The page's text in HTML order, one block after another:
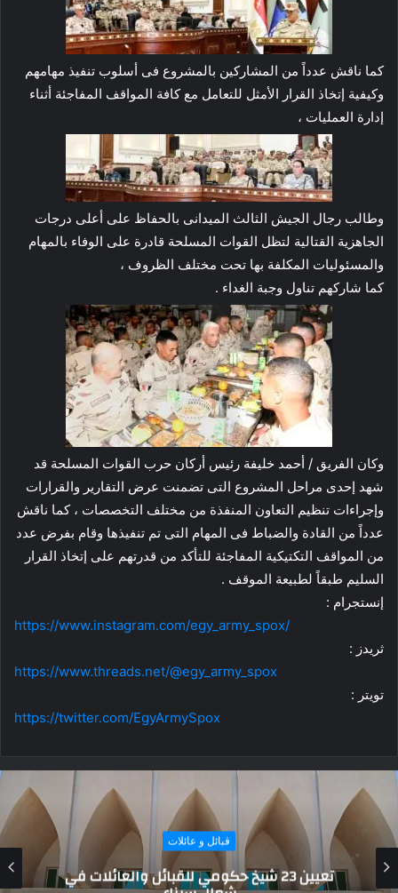
كما ناقش عدداً من المشاركين بالمشروع فى أسلوب تنفيذ مهامهم
وكيفية إتخاذ القرار الأمثل للتعامل مع كافة المواقف المفاجئة أثناء
إدارة العمليات ،
وطالب رجال الجيش الثالث الميدانى بالحفاظ على أعلى درجات
الجاهزية القتالية لتظل القوات المسلحة قادرة على الوفاء بالمهام
والمسئوليات المكلفة بها تحت مختلف الظروف ،
كما شاركهم تناول وجبة الغداء .
وكان الفريق / أحمد خليفة رئيس أركان حرب القوات المسلحة قد
شهد إحدى مراحل المشروع التى تضمنت عرض التقارير والقرارات
وإجراءات تنظيم التعاون المنفذة من مختلف التخصصات ، كما ناقش
عدداً من القادة والضباط فى المهام التى تم تنفيذها وقام بفرض عدد
من المواقف التكتيكية المفاجئة للتأكد من قدرتهم على إتخاذ القرار
السليم طبقاً لطبيعة الموقف .
إنستجرام :
https://www.instagram.com/egy_army_spox/
ثريدز :
https://www.threads.net/@egy_army_spox
تويتر :
https://twitter.com/EgyArmySpox
قبائل و عائلات
تعيين 23 شيخ حكومي للقبائل والعائلات في